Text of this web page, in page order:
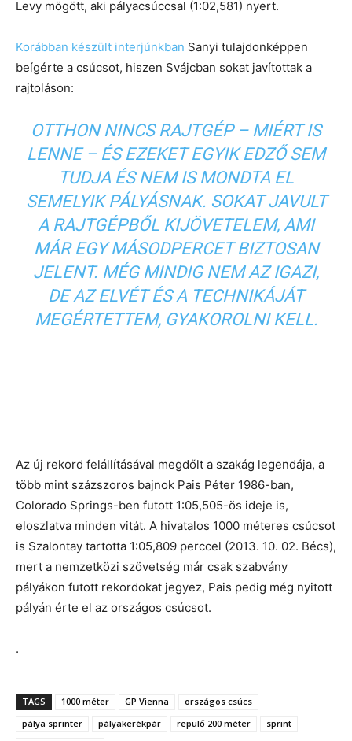
Levy mögött, aki pályacsúccsal (1:02,581) nyert.
Korábban készült interjúnkban Sanyi tulajdonképpen
beígérte a csúcsot, hiszen Svájcban sokat javítottak a
rajtoláson:
OTTHON NINCS RAJTGÉP – MIÉRT IS
LENNE – ÉS EZEKET EGYIK EDZŐ SEM
TUDJA ÉS NEM IS MONDTA EL
SEMELYIK PÁLYÁSNAK. SOKAT JAVULT
A RAJTGÉPBŐL KIJÖVETELEM, AMI
MÁR EGY MÁSODPERCET BIZTOSAN
JELENT. MÉG MINDIG NEM AZ IGAZI,
DE AZ ELVÉT ÉS A TECHNIKÁJÁT
MEGÉRTETTEM, GYAKOROLNI KELL.
Az új rekord felállításával megdőlt a szakág legendája, a
több mint százszoros bajnok Pais Péter 1986-ban,
Colorado Springs-ben futott 1:05,505-ös ideje is,
eloszlatva minden vitát. A hivatalos 1000 méteres csúcsot
is Szalontay tartotta 1:05,809 perccel (2013. 10. 02. Bécs),
mert a nemzetközi szövetség már csak szabvány
pályákon futott rekordokat jegyez, Pais pedig még nyitott
pályán érte el az országos csúcsot.
.
TAGS 1000 méter GP Vienna
országos csúcs
pálya sprinter
pályakerékpár repülő 200 méter
sprint